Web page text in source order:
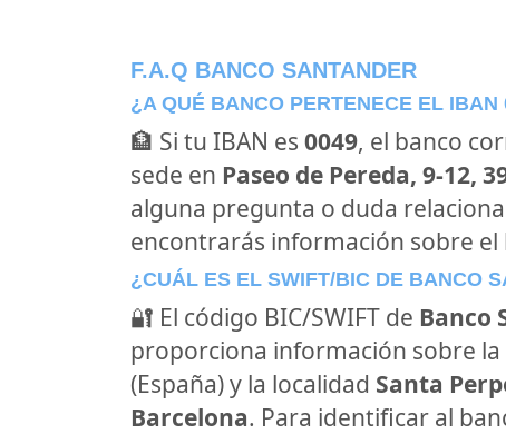
F.A.Q BANCO SANTANDER
¿A QUÉ BANCO PERTENECE EL IBAN
🏦 Si tu IBAN es 0049, el banco
sede en Paseo de Pereda, 9-12,
alguna pregunta o duda
encontrarás información sobre
¿CUÁL ES EL SWIFT/BIC DE BANCO
🔐 El código BIC/SWIFT de Banco
proporciona información sobre
(España) y la localidad Santa
Barcelona. Para identificar al